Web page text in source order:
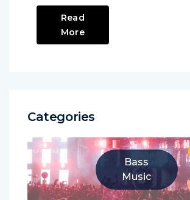
Read
More
Categories
Bass
Music